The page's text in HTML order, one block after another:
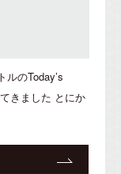
のToday’s
きました とにか